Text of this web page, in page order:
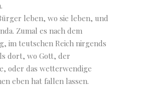
leben, wo sie leben, und
Zumal es nach dem
im teutschen Reich nirgends
dort, wo Gott, der
oder das wetterwendige
eben hat fallen lassen.